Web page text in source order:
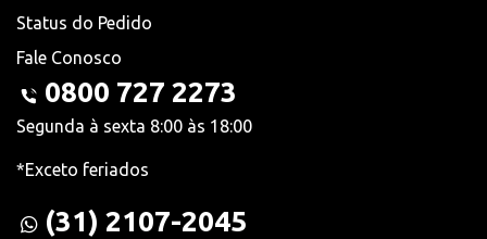
Status do Pedido
Fale Conosco
0800 727 2273
Segunda à sexta 8:00 às 18:00
*Exceto feriados
(31) 2107-2045